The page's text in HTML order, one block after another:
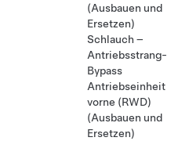
(Ausbauen und
Ersetzen)
Schlauch –
Antriebsstrang-
Bypass
Antriebseinheit
vorne (RWD)
(Ausbauen und
Ersetzen)